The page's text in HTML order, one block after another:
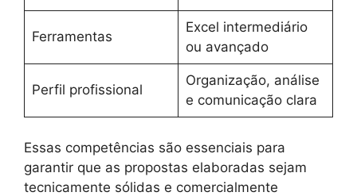
Ferramentas
Excel intermediário
ou avançado
Perfil profissional
Organização, análise
e comunicação clara
Essas competências são essenciais para
garantir que as propostas elaboradas sejam
tecnicamente sólidas e comercialmente